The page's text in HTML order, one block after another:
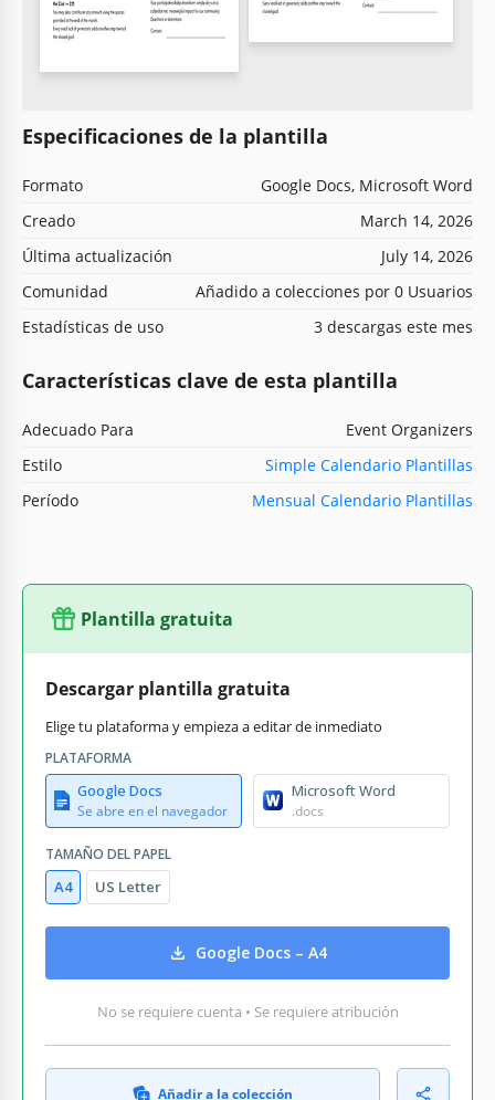
Especificaciones de la plantilla
Formato
Google Docs, Microsoft Word
Creado
March 14, 2026
Última actualización
July 14, 2026
Comunidad
Añadido a colecciones por 0 Usuarios
Estadísticas de uso
3 descargas este mes
Características clave de esta plantilla
Adecuado Para
Event Organizers
Estilo
Simple Calendario Plantillas
Período
Mensual Calendario Plantillas
Plantilla gratuita
Descargar plantilla gratuita
Elige tu plataforma y empieza a editar de inmediato
PLATAFORMA
Google Docs
Se abre en el navegador
Microsoft Word
.docs
TAMAÑO DEL PAPEL
A4 US Letter
Google Docs – A4
No se requiere cuenta • Se requiere atribución
Añadir a la colección